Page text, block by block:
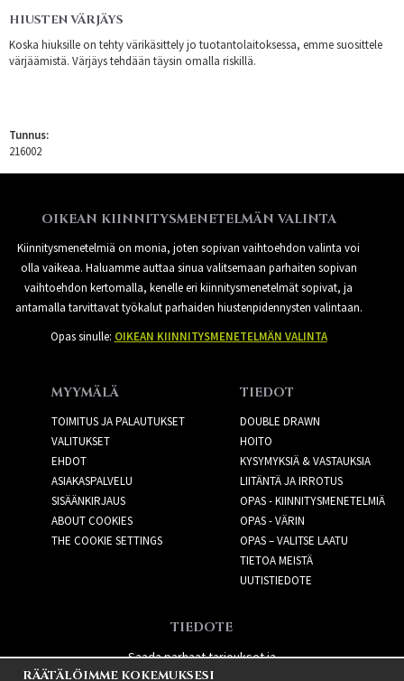
HIUSTEN VÄRJÄYS
Koska hiuksille on tehty värikäsittely jo tuotantolaitoksessa, emme suosittele
värjäämistä. Värjäys tehdään täysin omalla riskillä.
Tunnus:
216002
OIKEAN KIINNITYSMENETELMÄN VALINTA
Kiinnitysmenetelmiä on monia, joten sopivan vaihtoehdon valinta voi
olla vaikeaa. Haluamme auttaa sinua valitsemaan parhaiten sopivan
vaihtoehdon kertomalla, kenelle eri kiinnitysmenetelmät sopivat, ja
antamalla tarvittavat työkalut parhaiden hiustenpidennysten valintaan.
Opas sinulle: OIKEAN KIINNITYSMENETELMÄN VALINTA
MYYMÄLÄ
TOIMITUS JA PALAUTUKSET
VALITUKSET
EHDOT
ASIAKASPALVELU
SISÄÄNKIRJAUS
ABOUT COOKIES
THE COOKIE SETTINGS
TIEDOT
DOUBLE DRAWN
HOITO
KYSYMYKSIÄ & VASTAUKSIA
LIITÄNTÄ JA IRROTUS
OPAS - KIINNITYSMENETELMIÄ
OPAS - VÄRIN
OPAS – VALITSE LAATU
TIETOA MEISTÄ
UUTISTIEDOTE
TIEDOTE
Saada parhaat tarjoukset ja
uusia tuotteita!
RÄÄTÄLÖIMME KOKEMUKSESI